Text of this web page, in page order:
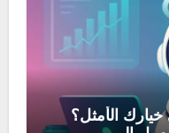
الأمثل؟